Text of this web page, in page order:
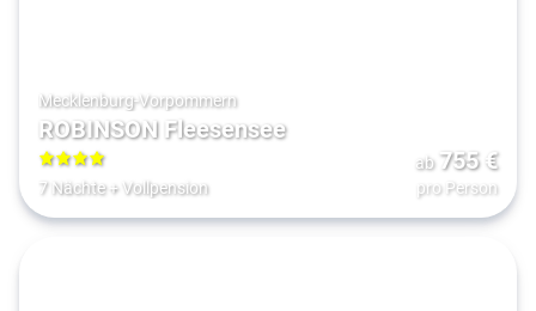
Mecklenburg-Vorpommern
ROBINSON Fleesensee
4
7 Nächte+ Vollpension
ab 755€
pro Person